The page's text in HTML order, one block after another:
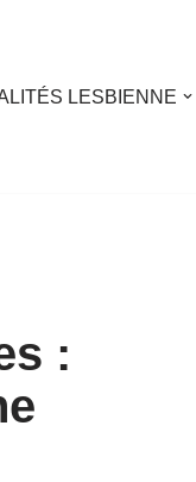
LESBIENNE
: